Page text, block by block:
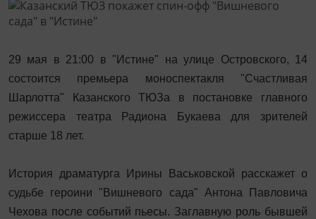
29 мая в 21:00 в "Истине" на улице Островского, 14
состоится премьера моноспектакля "Счастливая
Шарлотта" Казанского ТЮЗа в постановке главного
режиссера театра Радиона Букаева для зрителей
старше 18 лет.
История драматурга Ирины Васьковской расскажет о
судьбе героини "Вишневого сада" Антона Павловича
Чехова после событий пьесы. Заглавную роль бывшей